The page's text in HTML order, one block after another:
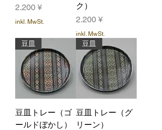
Preis
2.200 ¥
inkl. MwSt.
ク）
Preis
2.200 ¥
inkl. MwSt.
豆皿
豆皿トレー（ゴ
ールドぼかし）
豆皿
豆皿トレー（グ
リーン）